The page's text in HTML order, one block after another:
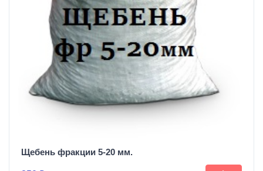
Щебень фракции 5-20 мм.